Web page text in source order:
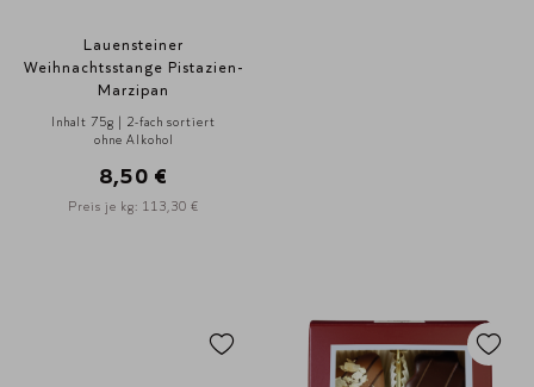
Lauensteiner
Weihnachtsstange Pistazien-
Marzipan
Inhalt 75g | 2-fach sortiert
ohne Alkohol
8,50 €
Preis je kg: 113,30 €